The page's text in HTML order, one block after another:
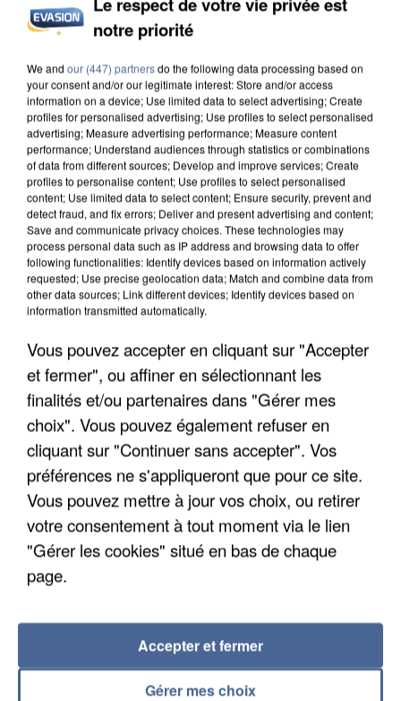
INCENDIES : L’ÎLE-DE-FRANCE LANCE UN ÉLAN
APRÈS TOUTES CES CANICULES, LES REFUGES
DE FAUNE SAUVAGE SONT...
notre priorité
We and our (447) partnersdo the following data processing based on
your consent and/or our legitimate interest: Store and/or access
information on a device; Use limited data to select advertising; Create
profiles for personalised advertising; Use profiles to select personalised
advertising; Measure advertising performance; Measure content
performance; Understand audiences through statistics or combinations
of data from different sources; Develop and improve services; Create
profiles to personalise content; Use profiles to select personalised
content; Use limited data to select content; Ensure security, prevent and
detect fraud, and fix errors; Deliver and present advertising and content;
Save and communicate privacy choices. These technologies may
process personal data such as IP address and browsing data to offer
following functionalities: Identify devices based on information actively
requested; Use precise geolocation data; Match and combine data from
other data sources; Link different devices; Identify devices based on
information transmitted automatically.
Vous pouvez accepter en cliquant sur "Accepter
et fermer", ou affiner en sélectionnant les
finalités et/ou partenaires dans "Gérer mes
choix". Vous pouvez également refuser en
cliquant sur "Continuer sans accepter". Vos
préférences ne s'appliqueront que pour ce site.
Vous pouvez mettre à jour vos choix, ou retirer
votre consentement à tout moment via le lien
"Gérer les cookies" situé en bas de chaque
page.
Gérer mes choix
Accepter et fermer